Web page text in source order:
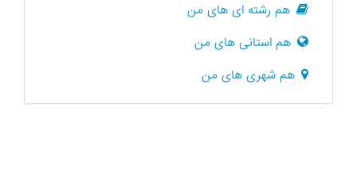
هم رشته ای های من
هم استانی های من
هم شهری های من